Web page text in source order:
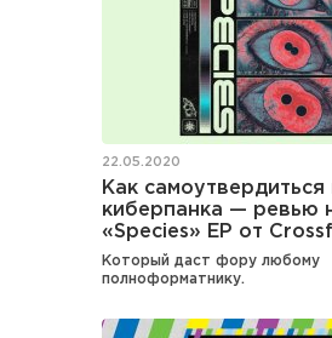
22.05.2020
Как самоутвердиться
киберпанка — ревью
«Species» EP от
Который даст фору любому
полноформатнику.